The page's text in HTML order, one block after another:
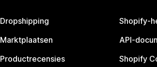
Dropshipping
Marktplaatsen
Productrecensies
Shopify-
API-
Shopify